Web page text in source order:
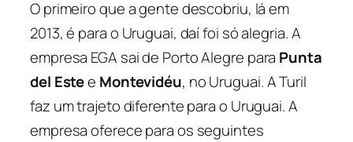
O primeiro que a gente descobriu, lá em
2013, é para o Uruguai, daí foi só alegria. A
empresa EGA sai de Porto Alegre para Punta
del Estee Montevidéu, no Uruguai. A Turil
faz um trajeto diferente para o Uruguai. A
empresa oferece para os seguintes